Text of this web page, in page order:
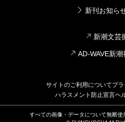
新刊お知ら
新潮文芸
AD-WAVE新
サイトのご利用についてプ
ハラスメント防止宣言ヘ
すべての画像・データについて無断使